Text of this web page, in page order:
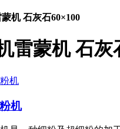
机 石灰石60×100
雷蒙机 石灰
机